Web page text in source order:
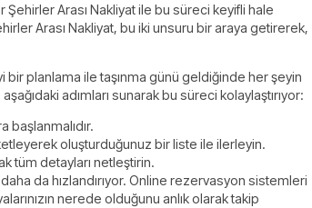
Şehirler Arası Nakliyat ile bu süreci keyifli hale
Arası Nakliyat, bu iki unsuru bir araya getirerek,
bir planlama ile taşınma günü geldiğinde her şeyin
adımları sunarak bu süreci kolaylaştırıyor:
başlanmalıdır.
oluşturduğunuz bir liste ile ilerleyin.
tüm detayları netleştirin.
da hızlandırıyor. Online rezervasyon sistemleri
nerede olduğunu anlık olarak takip